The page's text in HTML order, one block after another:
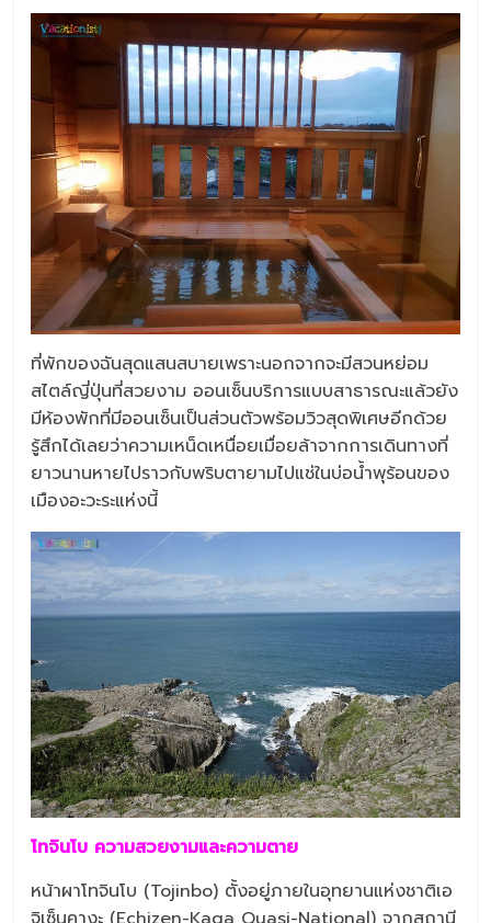
ที่พักของฉันสุดแสนสบายเพราะนอกจากจะมีสวนหย่อม
สไตล์ญี่ปุ่นที่สวยงาม ออนเซ็นบริการแบบสาธารณะแล้วยัง
มีห้องพักที่มีออนเซ็นเป็นส่วนตัวพร้อมวิวสุดพิเศษอีกด้วย
รู้สึกได้เลยว่าความเหน็ดเหนื่อยเมื่อยล้าจากการเดินทางที่
ยาวนานหายไปราวกับพริบตายามไปแช่ในบ่อน้ำพุร้อนของ
เมืองอะวะระแห่งนี้
โทจินโบ ความสวยงามและความตาย
หน้าผาโทจินโบ (Tojinbo) ตั้งอยู่ภายในอุทยานแห่งชาติเอ